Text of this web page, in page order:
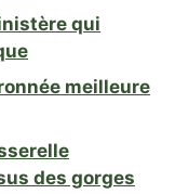
qui
meilleure
des gorges